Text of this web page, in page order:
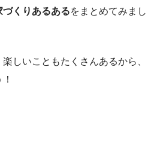
づくりあるあるをまとめてみまし
しいこともたくさんあるから、